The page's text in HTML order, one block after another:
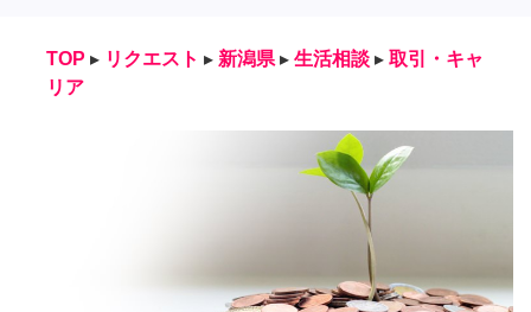
TOP ▸ リクエスト ▸ 新潟県 ▸ 生活相談 ▸ 取引・キャ
リア